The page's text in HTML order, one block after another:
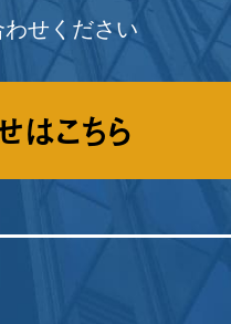
せください
はこちら